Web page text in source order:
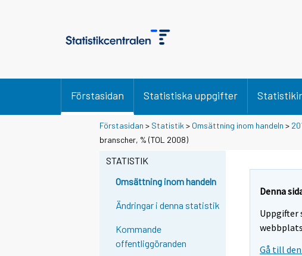
Förstasidan Statistiska uppgifter
Förstasidan > Statistik > Omsättning inom handeln >
branscher, % (TOL 2008)
STATISTIK
Omsättning inom handeln
Ändringar i denna statistik
Kommande
offentliggöranden
Denna
Uppgifter
Gå till